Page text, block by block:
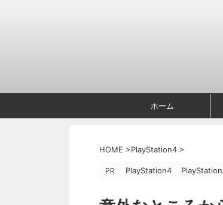
ホーム
HOME >PlayStation4 >
PlayStation4